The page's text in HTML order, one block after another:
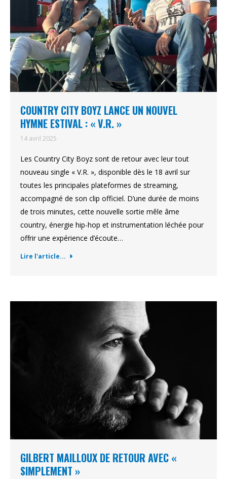
COUNTRY CITY BOYZ LANCE UN NOUVEL
HYMNE ESTIVAL : « V.R. »
14 avril 2025
Les Country City Boyz sont de retour avec leur tout
nouveau single « V.R. », disponible dès le 18 avril sur
toutes les principales plateformes de streaming,
accompagné de son clip officiel. D’une durée de moins
de trois minutes, cette nouvelle sortie mêle âme
country, énergie hip-hop et instrumentation léchée pour
offrir une expérience d’écoute…
Lire l'article...
GILBERT MAILLOUX DE RETOUR AVEC «
SIMPLEMENT »